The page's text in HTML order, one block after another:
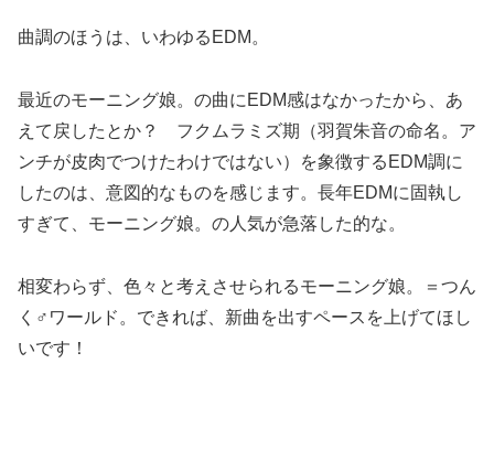
曲調のほうは、いわゆるEDM。
最近のモーニング娘。の曲にEDM感はなかったから、あ
えて戻したとか？ フクムラミズ期（羽賀朱音の命名。ア
ンチが皮肉でつけたわけではない）を象徴するEDM調に
したのは、意図的なものを感じます。長年EDMに固執し
すぎて、モーニング娘。の人気が急落した的な。
相変わらず、色々と考えさせられるモーニング娘。＝つん
く♂ワールド。できれば、新曲を出すペースを上げてほし
いです！